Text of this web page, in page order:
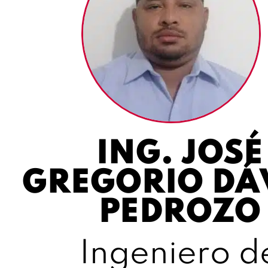
ING. JOSÉ
GREGORIO
PEDROZO
Ingeniero